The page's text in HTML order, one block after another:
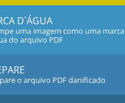
D`ÁGUA
uma imagem como uma marca
do arquivo PDF
o arquivo PDF danificado